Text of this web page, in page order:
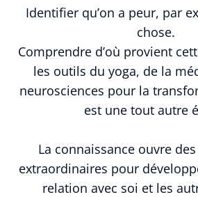
Identifier qu’on a peur, par
chose.
Comprendre d’où provient
les outils du yoga, de la
neurosciences pour la
est une tout autre
La connaissance ouvre
extraordinaires pour
relation avec soi et les